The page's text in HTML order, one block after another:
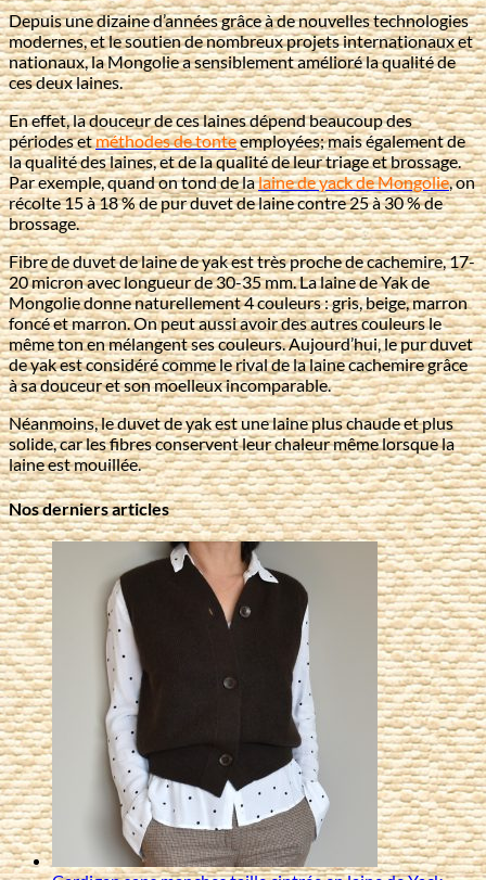
Depuis une dizaine d’années grâce à de nouvelles technologies
modernes, et le soutien de nombreux projets internationaux et
nationaux, la Mongolie a sensiblement amélioré la qualité de
ces deux laines.
En effet, la douceur de ces laines dépend beaucoup des
périodes etméthodes de tonteemployées; mais également de
la qualité des laines, et de la qualité de leur triage et brossage.
Par exemple, quand on tond de lalaine de yack de Mongolie, on
récolte 15 à 18 % de pur duvet de laine contre 25 à 30 % de
brossage.
Fibre de duvet de laine de yak est très proche de cachemire, 17-
20 micron avec longueur de 30-35 mm. La laine de Yak de
Mongolie donne naturellement 4 couleurs : gris, beige, marron
foncé et marron. On peut aussi avoir des autres couleurs le
même ton en mélangent ses couleurs. Aujourd’hui, le pur duvet
de yak est considéré comme le rival de la laine cachemire grâce
à sa douceur et son moelleux incomparable.
Néanmoins, le duvet de yak est une laine plus chaude et plus
solide, car les fibres conservent leur chaleur même lorsque la
laine est mouillée.
Nos derniers articles